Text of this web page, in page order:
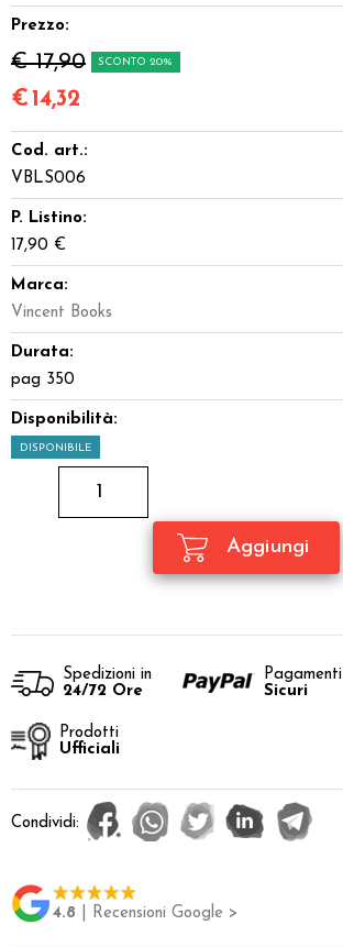
Prezzo:
€ 17,90 SCONTO 20%
€ 14,32
Cod. art.:
VBLS006
P. Listino:
17,90 €
Marca:
Vincent Books
Durata:
pag 350
Disponibilità:
DISPONIBILE
Spedizioni in
24/72 Ore
Pagamenti
Sicuri
Prodotti
Ufficiali
Condividi:
4.8 | Recensioni Google >